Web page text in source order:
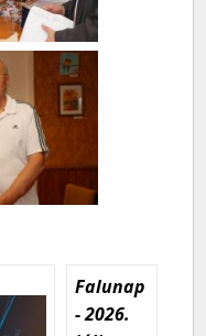
Falunap
- 2026.